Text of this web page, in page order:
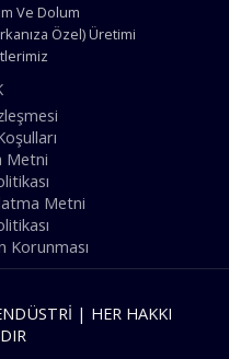
Ve Dolum
Özel) Üretimi
Metni
Metni
Korunması
| HER HAKKI